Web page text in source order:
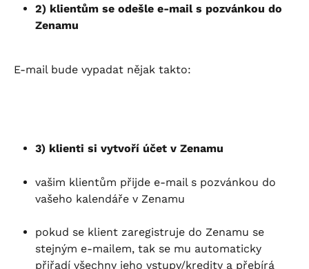
2) klientům se odešle e-mail s pozvánkou do
Zenamu
E-mail bude vypadat nějak takto:
3) klienti si vytvoří účet v Zenamu
vašim klientům přijde e-mail s pozvánkou do
vašeho kalendáře v Zenamu
pokud se klient zaregistruje do Zenamu se
stejným e-mailem, tak se mu automaticky
přiřadí všechny jeho vstupy/kredity a přebírá